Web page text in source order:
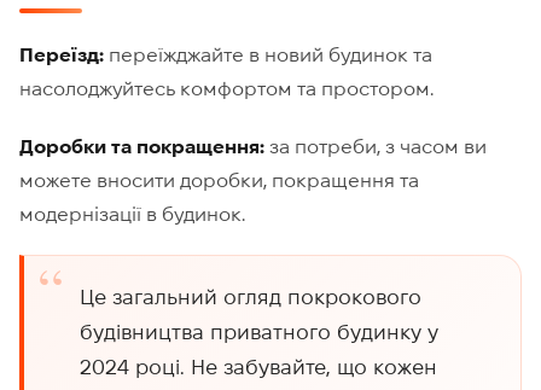
Переїзд: переїжджайте в новий будинок та
насолоджуйтесь комфортом та простором.
Доробки та покращення: за потреби, з часом ви
можете вносити доробки, покращення та
модернізації в будинок.
Це загальний огляд покрокового
будівництва приватного будинку у
2024 році. Не забувайте, що кожен